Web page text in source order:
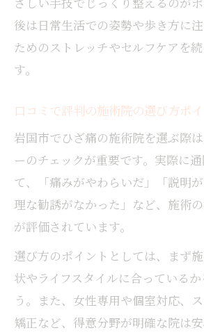
後は日常生活での姿勢や歩き方に
ためのストレッチやセルフケアを
す。
口コミで評判の施術院の選び方ポ
岩国市でひざ痛の施術院を選ぶ際
ーのチェックが重要です。実際に
て、「痛みがやわらいだ」「説明
理な勧誘がなかった」など、施術
が評価されています。
選び方のポイントとしては、まず
状やライフスタイルに合っている
う。また、女性専用や個室対応、
矯正など、得意分野が明確な院は安